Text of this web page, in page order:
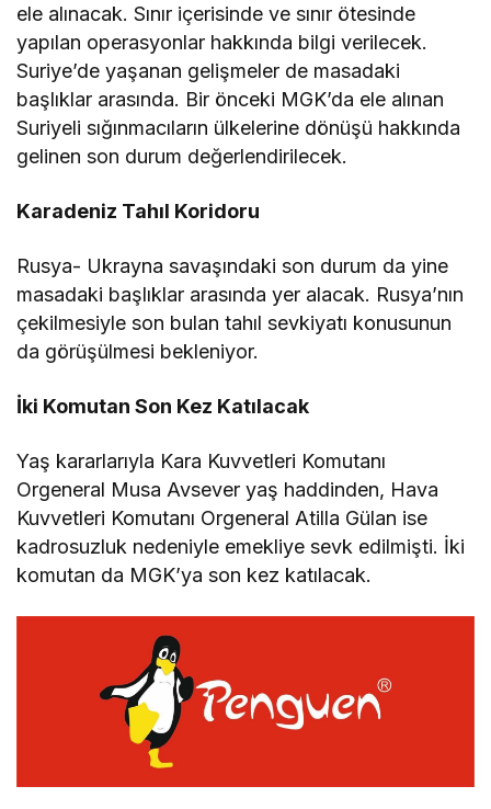
ele alınacak. Sınır içerisinde ve sınır ötesinde
yapılan operasyonlar hakkında bilgi verilecek.
Suriye’de yaşanan gelişmeler de masadaki
başlıklar arasında. Bir önceki MGK’da ele alınan
Suriyeli sığınmacıların ülkelerine dönüşü hakkında
gelinen son durum değerlendirilecek.
Karadeniz Tahıl Koridoru
Rusya- Ukrayna savaşındaki son durum da yine
masadaki başlıklar arasında yer alacak. Rusya’nın
çekilmesiyle son bulan tahıl sevkiyatı konusunun
da görüşülmesi bekleniyor.
İki Komutan Son Kez Katılacak
Yaş kararlarıyla Kara Kuvvetleri Komutanı
Orgeneral Musa Avsever yaş haddinden, Hava
Kuvvetleri Komutanı Orgeneral Atilla Gülan ise
kadrosuzluk nedeniyle emekliye sevk edilmişti. İki
komutan da MGK’ya son kez katılacak.